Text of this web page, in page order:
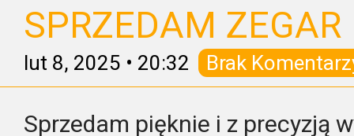
SPRZEDAM
lut 8, 2025 • 20:32 Brak
Sprzedam pięknie i z precyzją